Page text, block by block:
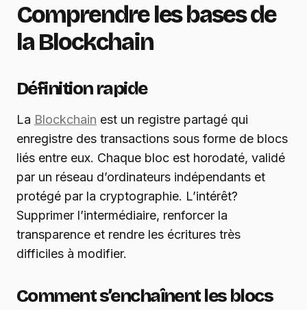
Comprendre les bases de
la Blockchain
Définition rapide
La Blockchain est un registre partagé qui
enregistre des transactions sous forme de blocs
liés entre eux. Chaque bloc est horodaté, validé
par un réseau d’ordinateurs indépendants et
protégé par la cryptographie. L’intérêt?
Supprimer l’intermédiaire, renforcer la
transparence et rendre les écritures très
difficiles à modifier.
Comment s’enchaînent les blocs